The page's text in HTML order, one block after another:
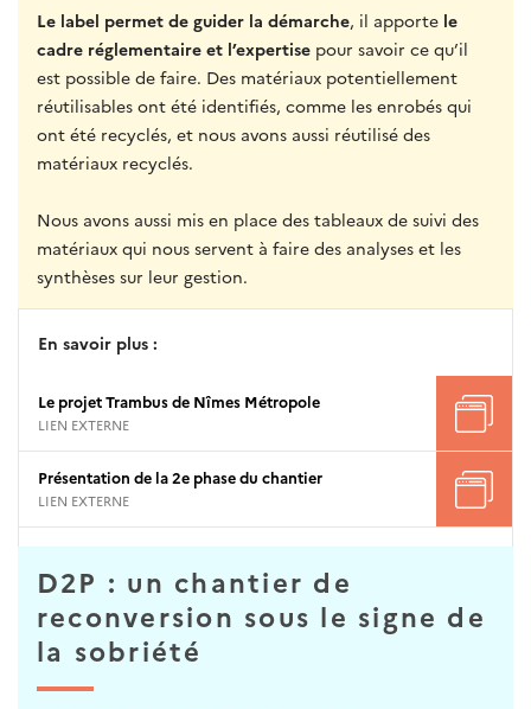
Le label permet de guider la démarche, il apporte le
cadre réglementaire et l’expertise pour savoir ce qu’il
est possible de faire. Des matériaux potentiellement
réutilisables ont été identifiés, comme les enrobés qui
ont été recyclés, et nous avons aussi réutilisé des
matériaux recyclés.
Nous avons aussi mis en place des tableaux de suivi des
matériaux qui nous servent à faire des analyses et les
synthèses sur leur gestion.
En savoir plus :
Le projet Trambus de Nîmes Métropole
LIEN EXTERNE
Présentation de la 2e phase du chantier
LIEN EXTERNE
D2P : un chantier de
reconversion sous le signe de
la sobriété